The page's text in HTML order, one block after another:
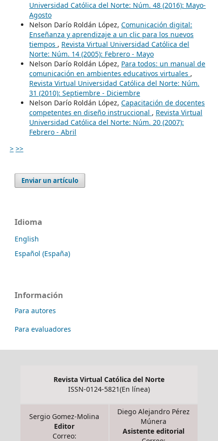
Universidad Católica del Norte: Núm. 48 (2016): Mayo-
Agosto
Nelson Darío Roldán López, Comunicación digital:
Enseñanza y aprendizaje a un clic para los nuevos
tiempos , Revista Virtual Universidad Católica del
Norte: Núm. 14 (2005): Febrero - Mayo
Nelson Darío Roldán López, Para todos: un manual de
comunicación en ambientes educativos virtuales ,
Revista Virtual Universidad Católica del Norte: Núm.
31 (2010): Septiembre - Diciembre
Nelson Darío Roldán López, Capacitación de docentes
competentes en diseño instruccional , Revista Virtual
Universidad Católica del Norte: Núm. 20 (2007):
Febrero - Abril
> >>
Enviar un artículo
Idioma
English
Español (España)
Información
Para autores
Para evaluadores
Revista Virtual Católica del Norte
ISSN-0124-5821(En línea)
Sergio Gomez-Molina
Editor
Correo:
Diego Alejandro Pérez
Múnera
Asistente editorial